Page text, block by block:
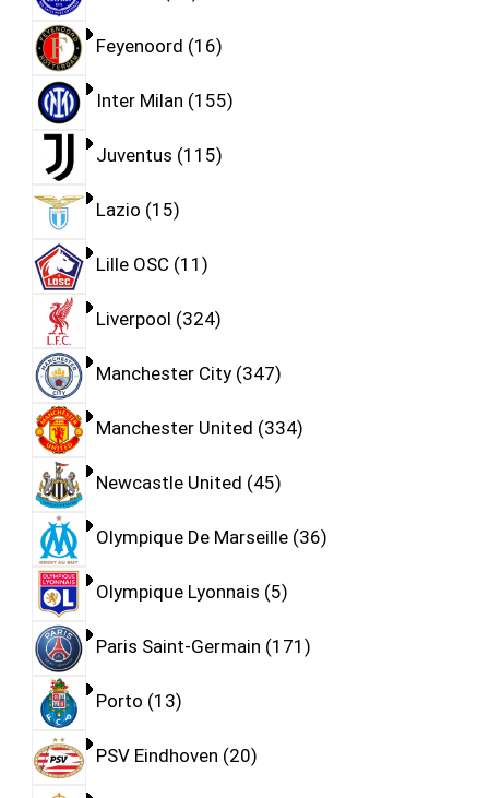
Feyenoord 16
Inter Milan 155
Juventus 115
Lazio 15
Lille OSC 11
Liverpool 324
Manchester City 347
Manchester United 334
Newcastle United 45
Olympique De Marseille 36
Olympique Lyonnais 5
Paris Saint-Germain 171
Porto 13
PSV Eindhoven 20